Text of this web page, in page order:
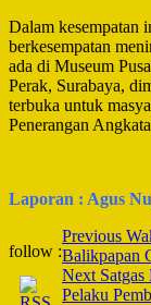
Dalam kesempatan
berkesempatan
ada di Museum
Perak, Surabaya,
terbuka untuk
Penerangan
Laporan : Agus
follow :
Post
Navigation
Previous
Balikpapan
Next
Pelaku